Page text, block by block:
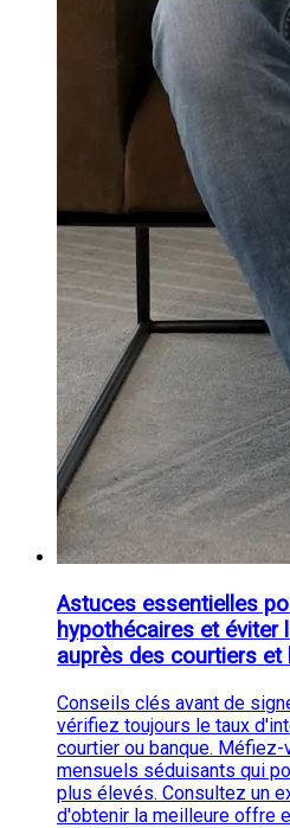
Astuces essentielles
hypothécaires et éviter
auprès des courtiers et
Conseils clés avant de
vérifiez toujours le taux
courtier ou banque.
mensuels séduisants qui
plus élevés. Consultez un
d'obtenir la meilleure offre